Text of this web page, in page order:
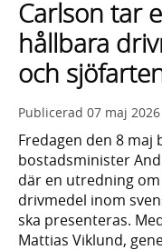
Carlson tar
hållbara
och
Publicerad 07 maj 2026
Fredagen den 8
bostadsminister
där en utredning
drivmedel inom
ska presenteras.
Mattias Viklund,